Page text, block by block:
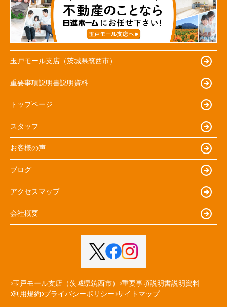
玉戸モール支店（茨城県筑西市）
重要事項説明書説明資料
トップページ
スタッフ
お客様の声
ブログ
アクセスマップ
会社概要
玉戸モール支店（茨城県筑西市）
重要事項説明書説明資料
利用規約 プライバシーポリシー サイトマップ